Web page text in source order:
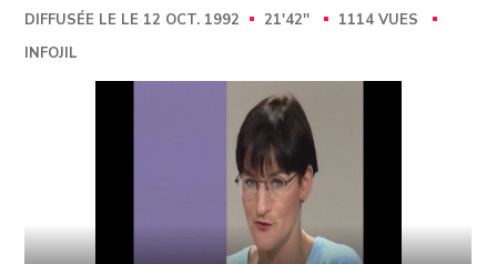
DIFFUSÉE LE LE 12 OCT. 1992 21'42''
1114 VUES
INFOJIL